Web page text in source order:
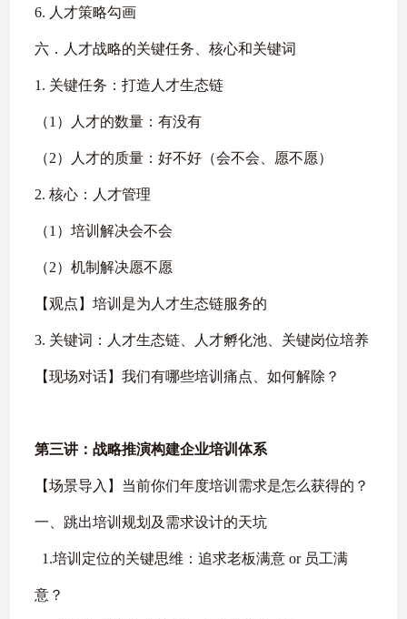
6. 人才策略勾画
六．人才战略的关键任务、核心和关键词
1. 关键任务：打造人才生态链
（1）人才的数量：有没有
（2）人才的质量：好不好（会不会、愿不愿）
2. 核心：人才管理
（1）培训解决会不会
（2）机制解决愿不愿
【观点】培训是为人才生态链服务的
3. 关键词：人才生态链、人才孵化池、关键岗位培养
【现场对话】我们有哪些培训痛点、如何解除？
第三讲：战略推演构建企业培训体系
【场景导入】当前你们年度培训需求是怎么获得的？
一、跳出培训规划及需求设计的天坑
1.培训定位的关键思维：追求老板满意 or 员工满
意？